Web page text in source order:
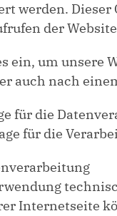
werden.
der
ein, um unsere
auch nach
für die
für die
Internetseite